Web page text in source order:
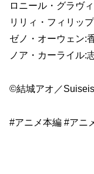
ロニール・グラヴ
リリィ・フィリッ
ゼノ・オーウェン:
ノア・カーライル:
©結城アオ／
#アニメ本編 #アニ